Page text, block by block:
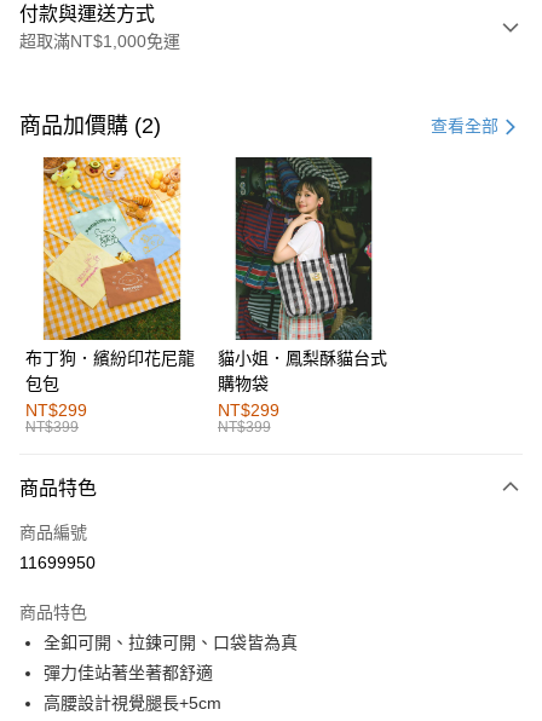
付款與運送方式
超取滿NT$1,000免運
信用卡一次付款
購物金
超商取貨付款
LINE Pay
街口支付
運送方式
全家取貨付款
每筆NT$60，滿NT$1,000(含以上)免運費
付款後全家取貨
萊爾富取貨付款
付款後萊爾富取貨
每筆NT$60，滿NT$1,000(含以上)免運費
7-11取貨付款
商品加價購 (2) 查看全部
布丁狗．繽紛印花尼龍
包包
NT$299
NT$399
貓小姐．鳳梨酥貓台式
購物袋
NT$299
NT$399
商品特色
商品編號
11699950
商品特色
全釦可開、拉鍊可開、口袋皆為真
彈力佳站著坐著都舒適
高腰設計視覺腿長+5cm